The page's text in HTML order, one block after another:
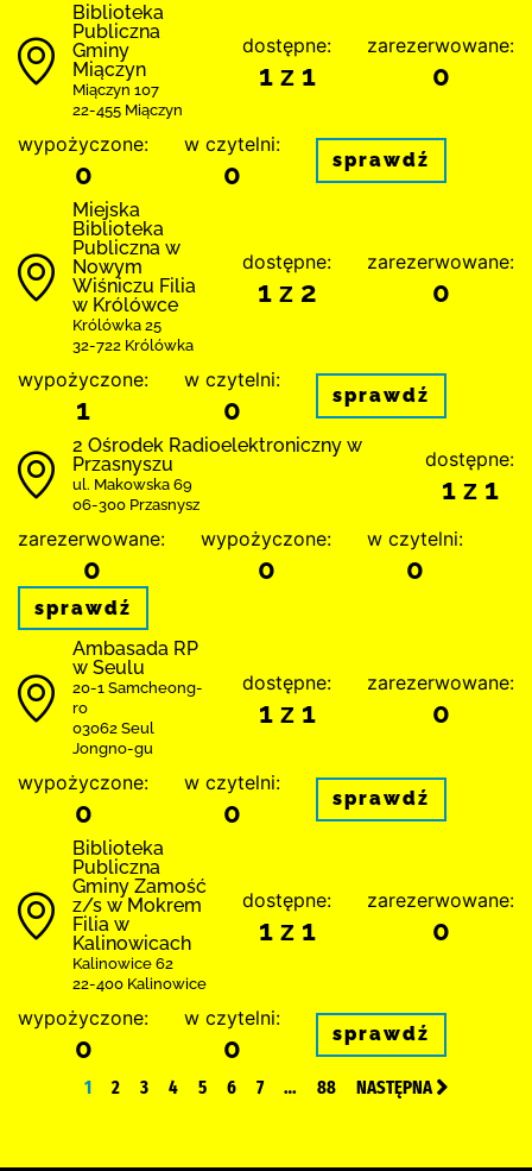
Biblioteka
Publiczna
Gminy
Miączyn
Miączyn 107
22-455 Miączyn
dostępne:
1 z 1
zarezerwowane:
0
wypożyczone:
0
w czytelni:
0 sprawdź
Miejska
Biblioteka
Publiczna w
Nowym
Wiśniczu Filia
w Królówce
Królówka 25
32-722 Królówka
dostępne:
1 z 2
zarezerwowane:
0
wypożyczone:
1
w czytelni:
0 sprawdź
2 Ośrodek Radioelektroniczny w
Przasnyszu
ul. Makowska 69
06-300 Przasnysz
dostępne:
1 z 1
zarezerwowane:
0
wypożyczone:
0
w czytelni:
0
sprawdź
Ambasada RP
w Seulu
20-1 Samcheong-
ro
03062 Seul
Jongno-gu
dostępne:
1 z 1
zarezerwowane:
0
wypożyczone:
0
w czytelni:
0 sprawdź
Biblio­teka
Publiczna
Gminy Zamość
z/s w Mokrem
Filia w
Kalinowicach
Kalinowice 62
22-400 Kalinowice
dostępne:
1 z 1
zarezerwowane:
0
wypożyczone:
0
w czytelni:
0 sprawdź
1 2 3 4 5 6 7 … 88 NASTĘPNA